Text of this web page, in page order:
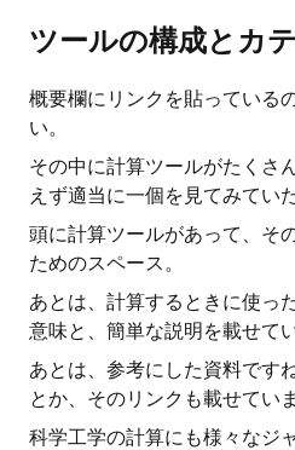
ツールの構成とカ
概要欄にリンクを貼っている
い。
その中に計算ツールがたくさ
えず適当に一個を見てみてい
頭に計算ツールがあって、そ
ためのスペース。
あとは、計算するときに使っ
意味と、簡単な説明を載せて
あとは、参考にした資料です
とか、そのリンクも載せていま
科学工学の計算にも様々なジ